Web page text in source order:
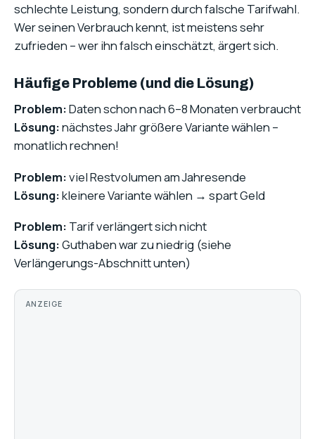
schlechte Leistung, sondern durch falsche Tarifwahl.
Wer seinen Verbrauch kennt, ist meistens sehr
zufrieden – wer ihn falsch einschätzt, ärgert sich.
Häufige Probleme (und die Lösung)
Problem:Daten schon nach 6–8 Monaten verbraucht
Lösung:nächstes Jahr größere Variante wählen –
monatlich rechnen!
Problem:viel Restvolumen am Jahresende
Lösung:kleinere Variante wählen → spart Geld
Problem: Tarif verlängert sich nicht
Lösung:Guthaben war zu niedrig (siehe
Verlängerungs-Abschnitt unten)
ANZEIGE